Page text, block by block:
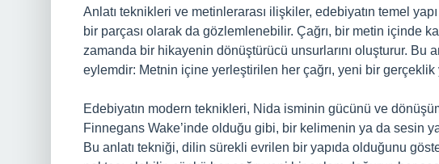
Anlatı teknikleri ve metinlerarası ilişkiler, edebiyatın temel
bir parçası olarak da gözlemlenebilir. Çağrı, bir metin içinde
zamanda bir hikayenin dönüştürücü unsurlarını oluşturur. Bu
eylemdir: Metnin içine yerleştirilen her çağrı, yeni bir gerçeklik
Edebiyatın modern teknikleri, Nida isminin gücünü ve
Finnegans Wake’inde olduğu gibi, bir kelimenin ya da sesin
Bu anlatı tekniği, dilin sürekli evrilen bir yapıda olduğunu